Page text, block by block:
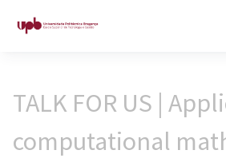
TALK FOR US |
computational